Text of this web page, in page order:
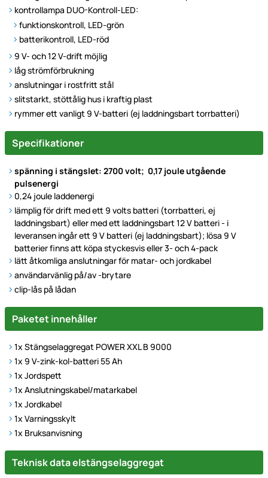
kontrollampa DUO-Kontroll-LED:
funktionskontroll, LED-grön
batterikontroll, LED-röd
9 V- och 12 V-drift möjlig
låg strömförbrukning
anslutningar i rostfritt stål
slitstarkt, stöttålig hus i kraftig plast
rymmer ett vanligt 9 V-batteri (ej laddningsbart torrbatteri)
Specifikationer
spänning i stängslet: 2700 volt; 0,17 joule utgående
pulsenergi
0,24 joule laddenergi
lämplig för drift med ett 9 volts batteri (torrbatteri, ej
laddningsbart) eller med ett laddningsbart 12 V batteri - i
leveransen ingår ett 9 V batteri (ej laddningsbart); lösa 9 V
batterier finns att köpa styckesvis eller 3- och 4-pack
lätt åtkomliga anslutningar för matar- och jordkabel
användarvänlig på/av -brytare
clip-lås på lådan
Paketet innehåller
1x Stängselaggregat POWER XXL B 9000
1x 9 V-zink-kol-batteri 55 Ah
1x Jordspett
1x Anslutningskabel/matarkabel
1x Jordkabel
1x Varningsskylt
1x Bruksanvisning
Technische Daten
Teknisk data elstängselaggregat